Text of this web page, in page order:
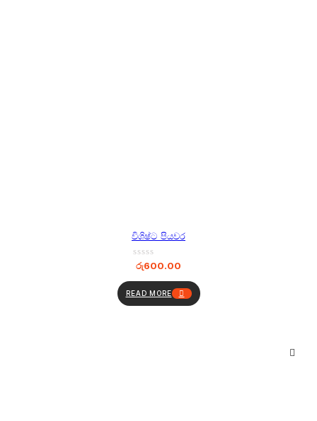
විශිෂ්ට පියවර
රු600.00
READ MORE